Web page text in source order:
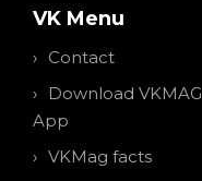
VK Menu
Contact
Download VKMAG
App
VKMag facts